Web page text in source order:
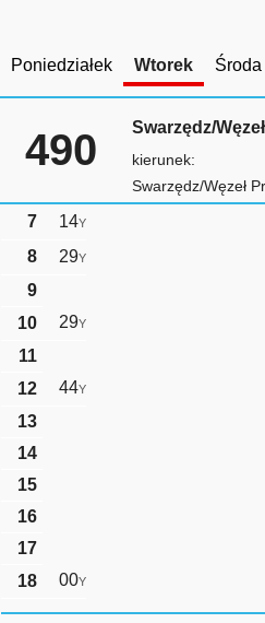
Poniedziałek Wtorek Środa
490 Swarzędz/
kierunek:
Swarzędz/Węzeł
7 14Y
8 29Y
9
10
29Y
11
12
44Y
13
14
15
16
17
18
00Y